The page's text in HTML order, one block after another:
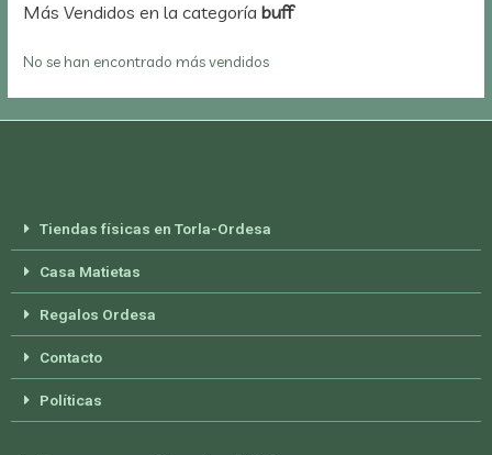
Más Vendidos en la categoríabuff
No se han encontrado más vendidos
Tiendas físicas en Torla-Ordesa
Casa Matietas
Regalos Ordesa
Contacto
Políticas